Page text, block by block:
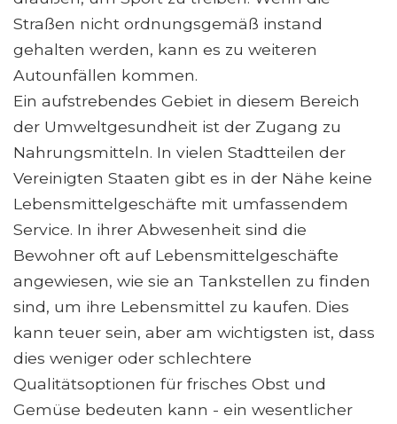
Straßen nicht ordnungsgemäß instand
gehalten werden, kann es zu weiteren
Autounfällen kommen.
Ein aufstrebendes Gebiet in diesem Bereich
der Umweltgesundheit ist der Zugang zu
Nahrungsmitteln. In vielen Stadtteilen der
Vereinigten Staaten gibt es in der Nähe keine
Lebensmittelgeschäfte mit umfassendem
Service. In ihrer Abwesenheit sind die
Bewohner oft auf Lebensmittelgeschäfte
angewiesen, wie sie an Tankstellen zu finden
sind, um ihre Lebensmittel zu kaufen. Dies
kann teuer sein, aber am wichtigsten ist, dass
dies weniger oder schlechtere
Qualitätsoptionen für frisches Obst und
Gemüse bedeuten kann - ein wesentlicher